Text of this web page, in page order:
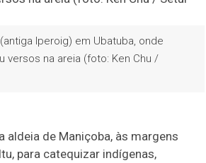
Iperoig) em Ubatuba, onde
versos na areia (foto: Ken Chu /
aldeia de Maniçoba, às margens
para catequizar indígenas,